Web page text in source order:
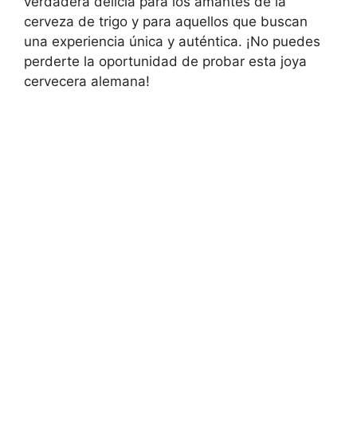
cerveza de trigo y para aquellos que buscan
una experiencia única y auténtica. ¡No puedes
perderte la oportunidad de probar esta joya
cervecera alemana!